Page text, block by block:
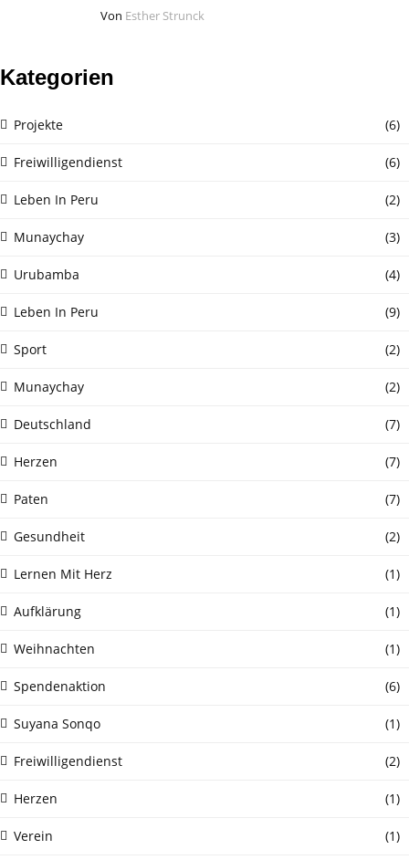
Von Esther Strunck
Kategorien
Projekte (6)
Freiwilligendienst (6)
Leben In Peru (2)
Munaychay (3)
Urubamba (4)
Leben In Peru (9)
Sport (2)
Munaychay (2)
Deutschland (7)
Herzen (7)
Paten (7)
Gesundheit (2)
Lernen Mit Herz (1)
Aufklärung (1)
Weihnachten (1)
Spendenaktion (6)
Suyana Sonqo (1)
Freiwilligendienst (2)
Herzen (1)
Verein (1)